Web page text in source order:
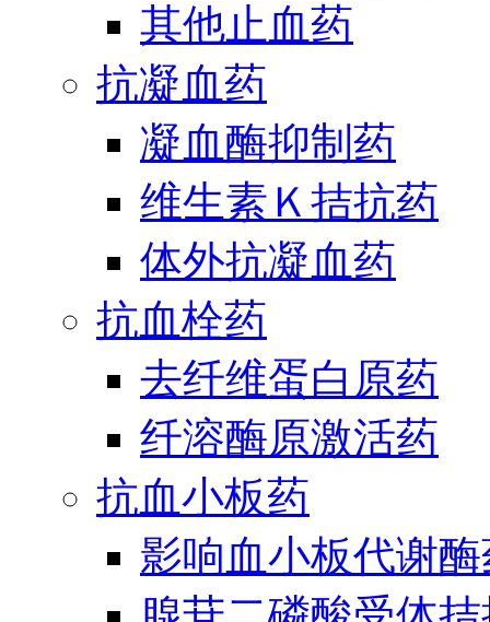
其他止血药
抗凝血药
凝血酶抑制药
维生素Ｋ拮抗药
体外抗凝血药
抗血栓药
去纤维蛋白原药
纤溶酶原激活药
抗血小板药
影响血小板代谢